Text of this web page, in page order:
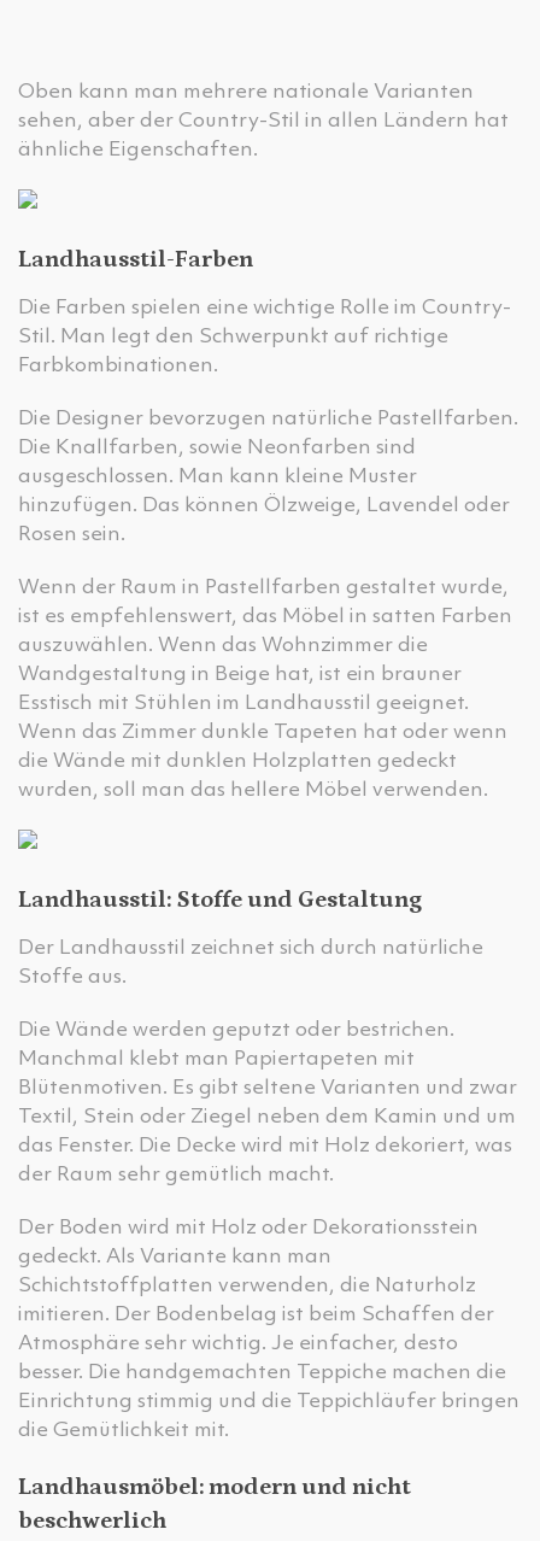
Oben kann man mehrere nationale Varianten
sehen, aber der Country-Stil in allen Ländern hat
ähnliche Eigenschaften.
Landhausstil-Farben
Die Farben spielen eine wichtige Rolle im Country-
Stil. Man legt den Schwerpunkt auf richtige
Farbkombinationen.
Die Designer bevorzugen natürliche Pastellfarben.
Die Knallfarben, sowie Neonfarben sind
ausgeschlossen. Man kann kleine Muster
hinzufügen. Das können Ölzweige, Lavendel oder
Rosen sein.
Wenn der Raum in Pastellfarben gestaltet wurde,
ist es empfehlenswert, das Möbel in satten Farben
auszuwählen. Wenn das Wohnzimmer die
Wandgestaltung in Beige hat, ist ein brauner
Esstisch mit Stühlen im Landhausstil geeignet.
Wenn das Zimmer dunkle Tapeten hat oder wenn
die Wände mit dunklen Holzplatten gedeckt
wurden, soll man das hellere Möbel verwenden.
Landhausstil: Stoffe und Gestaltung
Der Landhausstil zeichnet sich durch natürliche
Stoffe aus.
Die Wände werden geputzt oder bestrichen.
Manchmal klebt man Papiertapeten mit
Blütenmotiven. Es gibt seltene Varianten und zwar
Textil, Stein oder Ziegel neben dem Kamin und um
das Fenster. Die Decke wird mit Holz dekoriert, was
der Raum sehr gemütlich macht.
Der Boden wird mit Holz oder Dekorationsstein
gedeckt. Als Variante kann man
Schichtstoffplatten verwenden, die Naturholz
imitieren. Der Bodenbelag ist beim Schaffen der
Atmosphäre sehr wichtig. Je einfacher, desto
besser. Die handgemachten Teppiche machen die
Einrichtung stimmig und die Teppichläufer bringen
die Gemütlichkeit mit.
Landhausmöbel: modern und nicht
beschwerlich